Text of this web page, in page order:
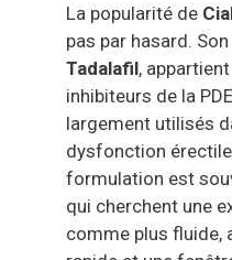
La popularité de
pas par hasard.
Tadalafil,
inhibiteurs de la
largement utilisés
dysfonction
formulation est
qui cherchent une
comme plus fluide,